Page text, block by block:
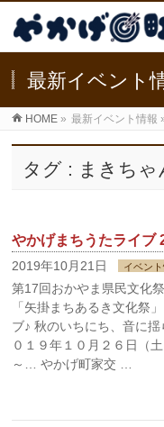
最新イベント
HOME » 最新イベント情報
タグ : まきちゃ
やかげまちうたライブ
2019年10月21日 イベン
第17回おかやま県民文化
「矢掛まちあるき文化祭
ブ♪ 秋のいちにち、音に
０１９年１０月２６日（
～… やかげ町家交 …